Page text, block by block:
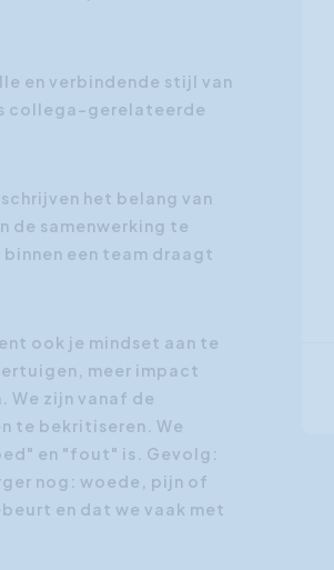
en verbindende stijl van
collega-gerelateerde
het belang van
de samenwerking te
een team draagt
ook je mindset aan te
meer impact
zijn vanaf de
te bekritiseren. We
en "fout" is. Gevolg:
nog: woede, pijn of
en dat we vaak met
Je weet wat je wilt
moment dat het
Of je zegt het op
aankomt dan je
Zemst
Vanaf € 2